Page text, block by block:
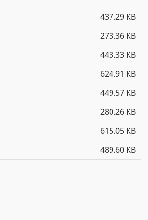
437.29 KB
273.36 KB
443.33 KB
624.91 KB
449.57 KB
280.26 KB
615.05 KB
489.60 KB